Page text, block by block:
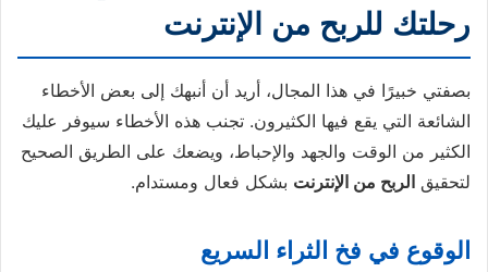
رحلتك للربح من الإنترنت
بصفتي خبيرًا في هذا المجال، أريد أن أنبهك إلى بعض الأخطاء
الشائعة التي يقع فيها الكثيرون. تجنب هذه الأخطاء سيوفر عليك
الكثير من الوقت والجهد والإحباط، ويضعك على الطريق الصحيح
لتحقيق الربح من الإنترنت بشكل فعال ومستدام.
الوقوع في فخ الثراء السريع